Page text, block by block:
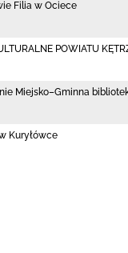
Filia w Ociece
POWIATU
Miejsko–Gminna
Kuryłówce